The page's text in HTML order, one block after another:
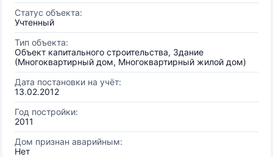
Статус объекта:
Учтенный
Тип объекта:
Объект капитального строительства, Здание
(Многоквартирный дом, Многоквартирный жилой дом)
Дата постановки на учёт:
13.02.2012
Год постройки:
2011
Дом признан аварийным:
Нет